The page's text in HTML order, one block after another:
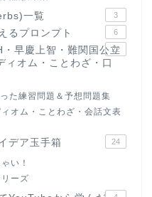
一覧 3
るプロンプト 6
早慶上智・難関国公立
ィオム・ことわざ・口
22
た練習問題＆予想問題集
オム・ことわざ・会話文表
デア玉手箱 24
い！
ーズ